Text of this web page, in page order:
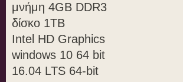
μνήμη 4GB DDR3
δίσκο 1TB
Intel HD Graphics
windows 10 64 bit
16.04 LTS 64-bit